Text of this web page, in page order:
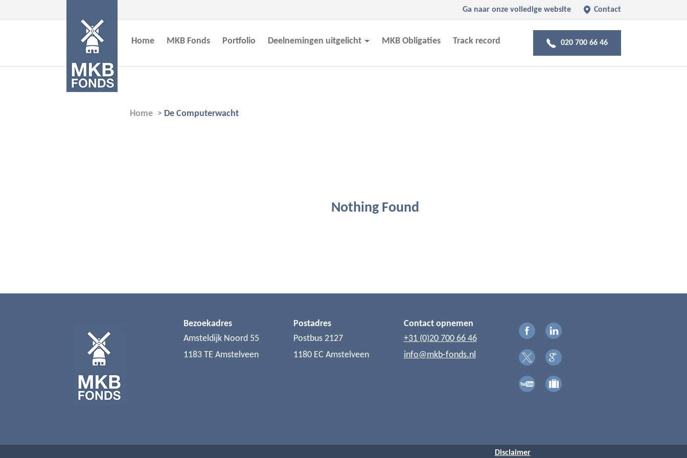
Contact
Ga naar onze volledige website
Home MKB Fonds Portfolio Deelnemingen uitgelicht MKB Obligaties Track record 020 700 66 46
Home > De Computerwacht
Nothing Found
Bezoekadres
Amsteldijk Noord 55
1183 TE Amstelveen
Postadres
Postbus 2127
1180 EC Amstelveen
Contact opnemen
+31 (0)20 700 66 46
info@mkb-fonds.nl
Disclaimer